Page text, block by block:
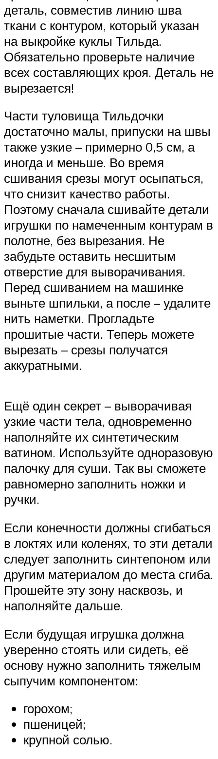
деталь, совместив линию шва
ткани с контуром, который указан
на выкройке куклы Тильда.
Обязательно проверьте наличие
всех составляющих кроя. Деталь не
вырезается!
Части туловища Тильдочки
достаточно малы, припуски на швы
также узкие – примерно 0,5 см, а
иногда и меньше. Во время
сшивания срезы могут осыпаться,
что снизит качество работы.
Поэтому сначала сшивайте детали
игрушки по намеченным контурам в
полотне, без вырезания. Не
забудьте оставить несшитым
отверстие для выворачивания.
Перед сшиванием на машинке
выньте шпильки, а после – удалите
нить наметки. Прогладьте
прошитые части. Теперь можете
вырезать – срезы получатся
аккуратными.
Ещё один секрет – выворачивая
узкие части тела, одновременно
наполняйте их синтетическим
ватином. Используйте одноразовую
палочку для суши. Так вы сможете
равномерно заполнить ножки и
ручки.
Если конечности должны сгибаться
в локтях или коленях, то эти детали
следует заполнить синтепоном или
другим материалом до места сгиба.
Прошейте эту зону насквозь, и
наполняйте дальше.
Если будущая игрушка должна
уверенно стоять или сидеть, её
основу нужно заполнить тяжелым
сыпучим компонентом:
горохом;
пшеницей;
крупной солью.